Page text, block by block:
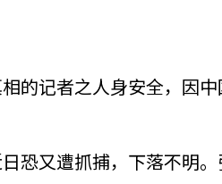
的记者之人身安全，因
恐又遭抓捕，下落不明